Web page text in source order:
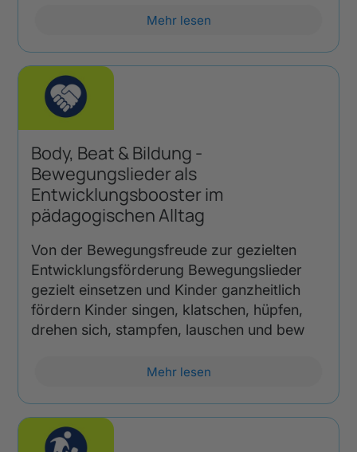
Mehr lesen
Body, Beat & Bildung -
Bewegungslieder als
Entwicklungsbooster im
pädagogischen Alltag
Von der Bewegungsfreude zur gezielten
Entwicklungsförderung Bewegungslieder
gezielt einsetzen und Kinder ganzheitlich
fördern Kinder singen, klatschen, hüpfen,
drehen sich, stampfen, lauschen und bew
Mehr lesen